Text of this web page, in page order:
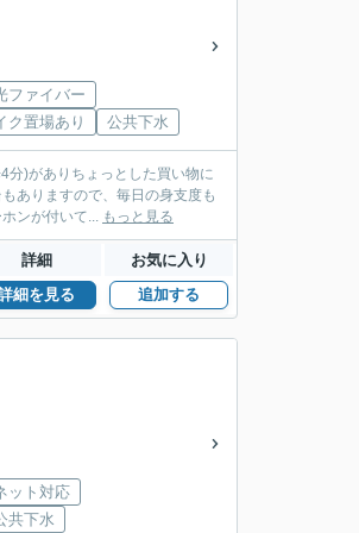
ファイバー
ク置場あり 公共下水
分)がありちょっとした買い物に
ありますので、毎日の身支度も
ンが付いて... もっと見る
詳細 お気に入り
細を見る 追加する
ット対応
共下水